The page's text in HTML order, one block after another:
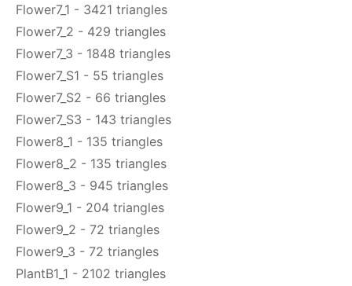
Flower7_1 - 3421 triangles
Flower7_2 - 429 triangles
Flower7_3 - 1848 triangles
Flower7_S1 - 55 triangles
Flower7_S2 - 66 triangles
Flower7_S3 - 143 triangles
Flower8_1 - 135 triangles
Flower8_2 - 135 triangles
Flower8_3 - 945 triangles
Flower9_1 - 204 triangles
Flower9_2 - 72 triangles
Flower9_3 - 72 triangles
PlantB1_1 - 2102 triangles